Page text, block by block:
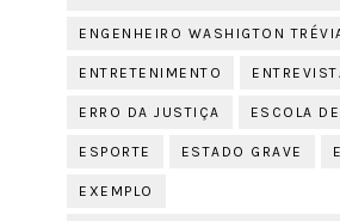
ENGENHEIRO WASHIGTON
ENTRETENIMENTO
ERRO DA JUSTIÇA ESCOLA
ESPORTE ESTADO GRAVE
EXEMPLO